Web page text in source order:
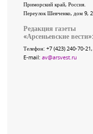
Приморский край, Россия.
Переулок Шевченко, дом 9,
Редакция газеты
«Арсеньевские вести»:
Телефон: +7 (423) 240-70-21
E-mail: av@arsvest.ru